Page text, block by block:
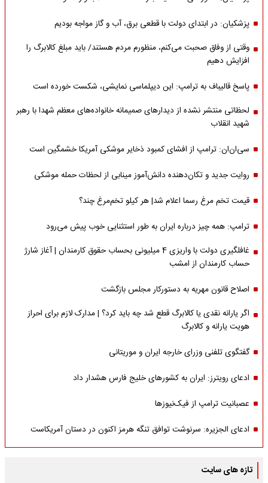
پزشکیان: در ابتدای دولت با قطعی برق، آب و گاز مواجه بودیم
وقتی از وفاق صحبت می‌کنم، منظورم مردم هستند/ باید مبلغ کالابرگ را
افزایش دهیم
پاسخ قالیباف به ترامپ: این دیپلماسی نمایشی، شکست خورده است
لحظاتی منتشر نشده از دیدارهای صمیمانه خانواده‌های معظم شهدا با رهبر
شهید انقلاب
سی‌ان‌ان: ترامپ از افشای کمبود ذخایر موشکی آمریکا خشمگین است
روایت جدید و تکان‌دهنده دانش‌آموز مینابی از لحظات حمله موشکی
قیمت تخم مرغ رسما اعلام شد| هر کیلو تخم‌مرغ چند؟
ترامپ: همه چیز درباره ایران به طور استثنایی خوب پیش می‌رود
غافلگیری دولت با واریزی 4 میلیونی بحساب حقوق کارمندان | آغاز شارژ
حساب کارمندان از امشب
اصلاح قانون مهریه به دستورکار مجلس بازگشت
اگر یارانه نقدی یا کالابرگ قطع شد چه باید کرد؟ | مدارک لازم برای احراز
هویت یارانه و کالابرگ
گفتگوی تلفنی وزرای خارجه ایران و موریتانی
ادعای رویترز: ایران به کشورهای خلیج فارس هشدار داد
عصبانیت ترامپ از فیک‌نیوزها
ادعای الجزیره: سرنوشت توافق تنگه هرمز اکنون در دستان آمریکاست
تازه های سایت